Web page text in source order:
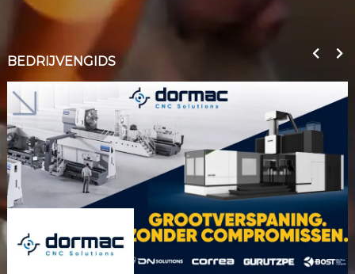
BEDRIJVENGIDS